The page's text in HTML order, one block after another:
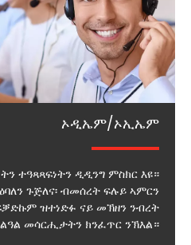
ኦዲኤም/ኦኢኤም
ተዓጻጻፍነትን ዲዲንግ ምስክር እዩ።
ጉጅለና፡ ብመሰረት ፍሉይ ኣምርን
ዝተነድፉ ናይ መኽዘን ንብረት
መሳርሒታትን ክንፈጥር ንኽእል።